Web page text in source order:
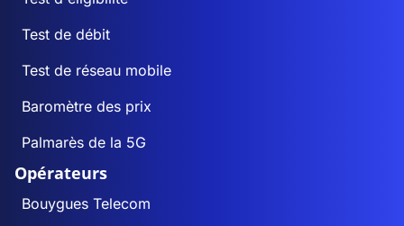
Test de débit
Test de réseau mobile
Baromètre des prix
Palmarès de la 5G
Opérateurs
Bouygues Telecom